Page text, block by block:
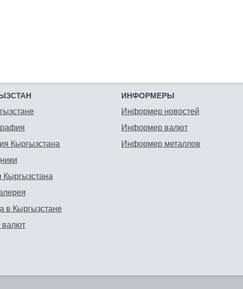
Кыргызстана
Кыргызстана
в Кыргызстане
валют
ИНФОРМЕРЫ
Информер новостей
Информер валют
Информер металлов